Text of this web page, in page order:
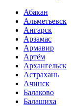
Абакан
Альметьевск
Ангарск
Арзамас
Армавир
Артём
Архангельск
Астрахань
Ачинск
Балаково
Балашиха